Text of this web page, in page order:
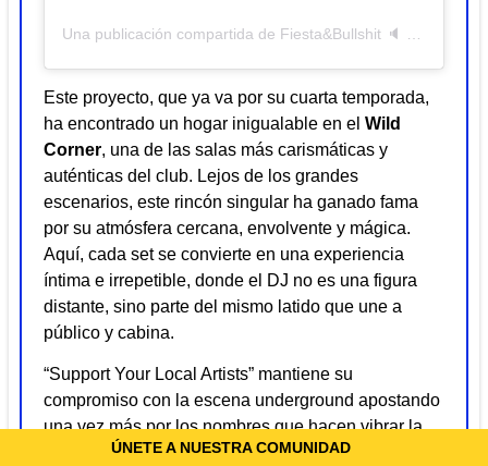
ÚNETE A NUESTRA COMUNIDAD
Una publicación compartida de Fiesta&Bullshit 🔈 (@fiestaybullst)
Este proyecto, que ya va por su cuarta temporada,
ha encontrado un hogar inigualable en el Wild
Corner, una de las salas más carismáticas y
auténticas del club. Lejos de los grandes
escenarios, este rincón singular ha ganado fama
por su atmósfera cercana, envolvente y mágica.
Aquí, cada set se convierte en una experiencia
íntima e irrepetible, donde el DJ no es una figura
distante, sino parte del mismo latido que une a
público y cabina.
“Support Your Local Artists” mantiene su
compromiso con la escena underground apostando
una vez más por los nombres que hacen vibrar la
isla desde sus raíces. Pasión, constancia y una